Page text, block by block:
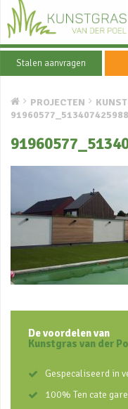
Stalen aanvragen
PROJECTEN
De voordelen van
Kunstgras van der
Gespecaliseerd in
100% Ten cate